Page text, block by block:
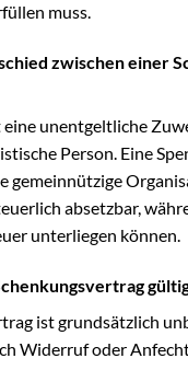
muss.
zwischen einer
eine unentgeltliche
Person. Eine
gemeinnützige
absetzbar,
unterliegen können.
ist grundsätzlich
Widerruf oder